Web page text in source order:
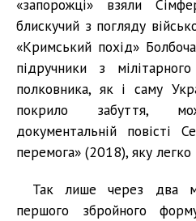
«запорожці» взяли
блискучий з погляду
«Кримський похід»
підручники з
полковника, як і саму
покрило забуття,
документальній повісті
перемога» (2018), яку легко
Так лише через два
першого збройного